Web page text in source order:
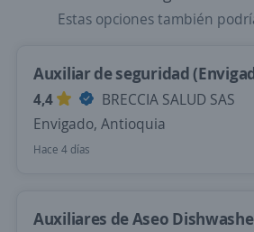
Estas opciones también
Auxiliar de seguridad
4,4
BRECCIA SALUD SAS
Envigado, Antioquia
Hace 4 días
Auxiliares de Aseo